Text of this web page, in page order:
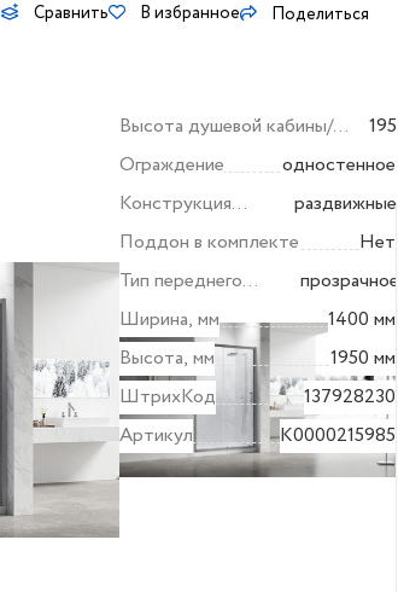
Сравнить В избранное Поделиться
Высота душевой кабины/
ограждения (мм)
195
Ограждение
одностенное
Конструкция
дверей
раздвижные
Поддон в комплекте
Нет
Тип переднего
стекла
прозрачное
Ширина, мм
1400 мм
Высота, мм
1950 мм
ШтрихКод
137928230
Артикул
K0000215985